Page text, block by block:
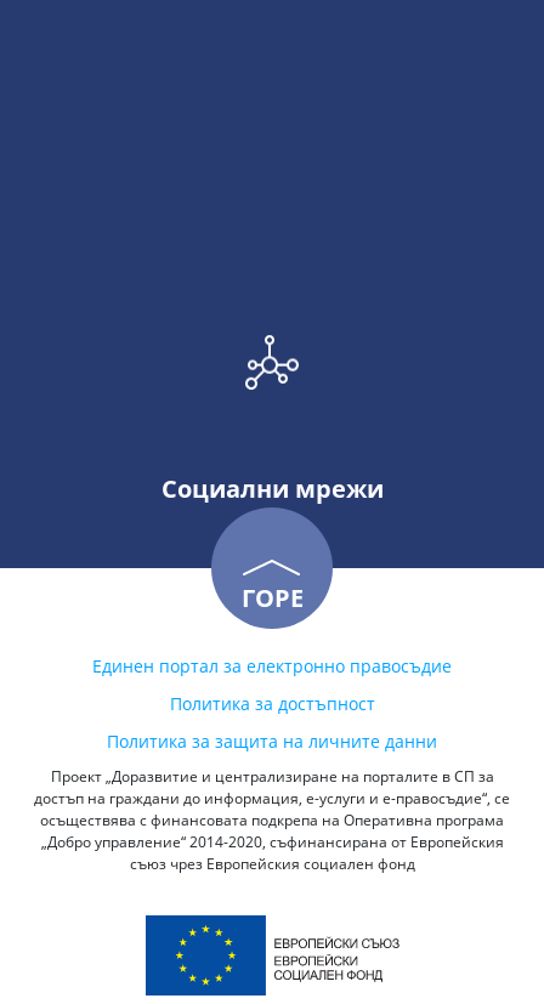
Социални мрежи
ГОРЕ
Единен портал за електронно правосъдие
Политика за достъпност
Политика за защита на личните данни
Проект „Доразвитие и централизиране на порталите в СП за
достъп на граждани до информация, е-услуги и е-правосъдие“, се
осъществява с финансовата подкрепа на Оперативна програма
„Добро управление“ 2014-2020, съфинансирана от Европейския
съюз чрез Европейския социален фонд